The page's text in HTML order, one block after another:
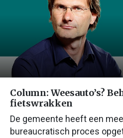
Column: Weesauto’s?
fietswrakken
De gemeente heeft een
bureaucratisch proces